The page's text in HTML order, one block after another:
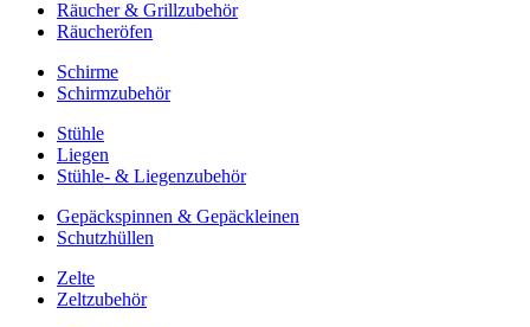
Räucher & Grillzubehör
Räucheröfen
Schirme
Schirmzubehör
Stühle
Liegen
Stühle- & Liegenzubehör
Gepäckspinnen & Gepäckleinen
Schutzhüllen
Zelte
Zeltzubehör